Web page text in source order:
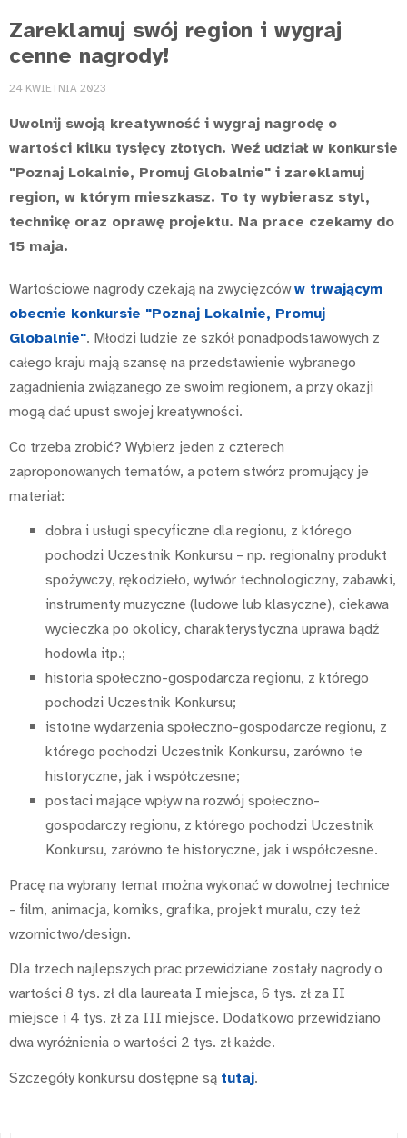
Zareklamuj swój region i wygraj
cenne nagrody!
24 KWIETNIA 2023
Uwolnij swoją kreatywność i wygraj nagrodę o
wartości kilku tysięcy złotych. Weź udział w konkursie
"Poznaj Lokalnie, Promuj Globalnie" i zareklamuj
region, w którym mieszkasz. To ty wybierasz styl,
technikę oraz oprawę projektu. Na prace czekamy do
15 maja.
Wartościowe nagrody czekają na zwycięzcóww trwającym
obecnie konkursie "Poznaj Lokalnie, Promuj
Globalnie". Młodzi ludzie ze szkół ponadpodstawowych z
całego kraju mają szansę na przedstawienie wybranego
zagadnienia związanego ze swoim regionem, a przy okazji
mogą dać upust swojej kreatywności.
Co trzeba zrobić? Wybierz jeden z czterech
zaproponowanych tematów, a potem stwórz promujący je
materiał:
dobra i usługi specyficzne dla regionu, z którego
pochodzi Uczestnik Konkursu – np. regionalny produkt
spożywczy, rękodzieło, wytwór technologiczny, zabawki,
instrumenty muzyczne (ludowe lub klasyczne), ciekawa
wycieczka po okolicy, charakterystyczna uprawa bądź
hodowla itp.;
historia społeczno-gospodarcza regionu, z którego
pochodzi Uczestnik Konkursu;
istotne wydarzenia społeczno-gospodarcze regionu, z
którego pochodzi Uczestnik Konkursu, zarówno te
historyczne, jak i współczesne;
postaci mające wpływ na rozwój społeczno-
gospodarczy regionu, z którego pochodzi Uczestnik
Konkursu, zarówno te historyczne, jak i współczesne.
Pracę na wybrany temat można wykonać w dowolnej technice
- film, animacja, komiks, grafika, projekt muralu, czy też
wzornictwo/design.
Dla trzech najlepszych prac przewidziane zostały nagrody o
wartości 8 tys. zł dla laureata I miejsca, 6 tys. zł za II
miejsce i 4 tys. zł za III miejsce. Dodatkowo przewidziano
dwa wyróżnienia o wartości 2 tys. zł każde.
Szczegóły konkursu dostępne są tutaj.